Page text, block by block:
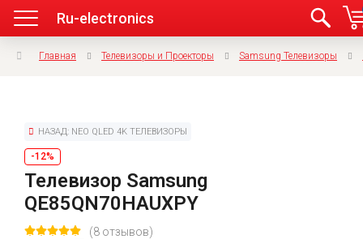
Ru-electronics
Главная Телевизоры и Проекторы Samsung Телевизоры
НАЗАД: NEO QLED 4K ТЕЛЕВИЗОРЫ
-12%
Телевизор Samsung
QE85QN70HAUXPY
(8 отзывов)